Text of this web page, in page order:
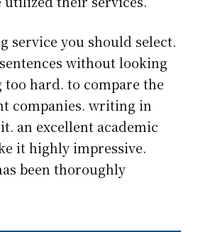
service you should select.
without looking
too hard. to compare the
companies. writing in
an excellent academic
it highly impressive.
been thoroughly